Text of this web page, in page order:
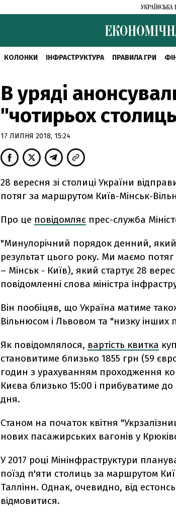
КОЛОНКИ ІНФРАСТРУКТУРА ПРАВИЛА ГРИ
В уряді
"чотирьох
17 ЛИПНЯ 2018, 15:24
28 вересня зі столиці України
потяг за маршрутом Київ-Мінськ-
Про це повідомляє прес-служба
"Минулорічний порядок денний,
результат цього року. Ми маємо
– Мінськ - Київ), який стартує 28
повідомленні слова міністра
Він пообіцяв, що Україна матиме
Вільнюсом і Львовом та "низку інших
Як повідомлялося, вартість квитка
становитиме близько 1855 грн (59
годин з урахуванням проходження
Києва близько 15:00 і прибуватиме
дня.
Станом на початок квітня
нових пасажирських вагонів у
У 2017 році Мінінфраструктури
поїзд п'яти столиць за маршрутом
Таллінн. Однак, очевидно, від
відмовитися.